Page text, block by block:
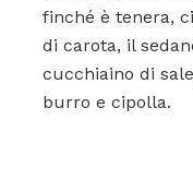
finché è tenera,
di carota, il
cucchiaino di
burro e cipolla.